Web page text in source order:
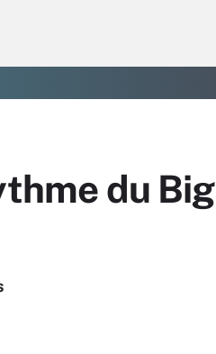
du Big